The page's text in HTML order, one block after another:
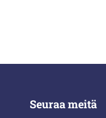
Seuraa meitä